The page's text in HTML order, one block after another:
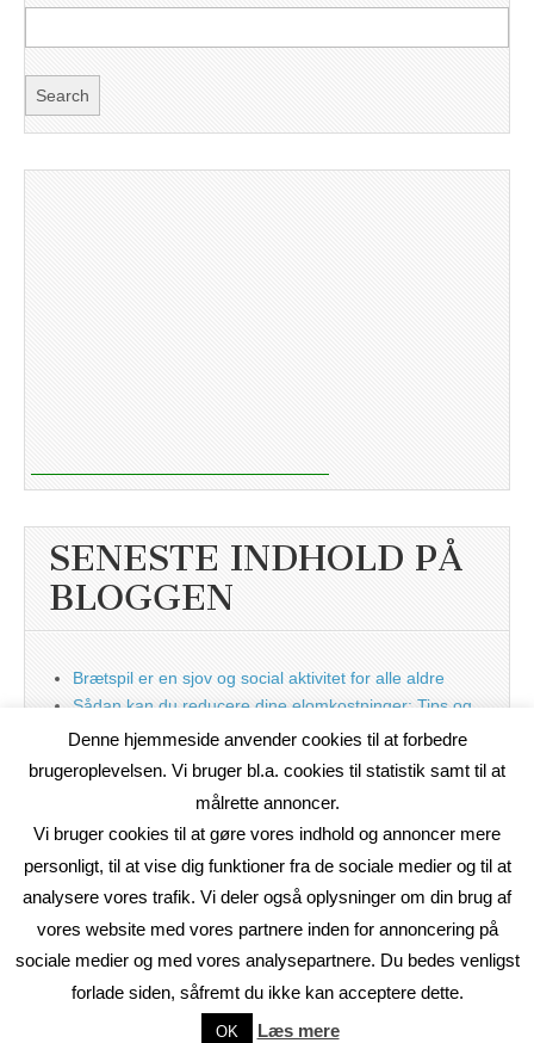
SENESTE INDHOLD PÅ
BLOGGEN
Brætspil er en sjov og social aktivitet for alle aldre
Sådan kan du reducere dine elomkostninger: Tips og
tricks til at spare på elprisen
Nu med blog
On2Net Link Katalog
Denne hjemmeside anvender cookies til at forbedre
brugeroplevelsen. Vi bruger bl.a. cookies til statistik samt til at
målrette annoncer.
Vi bruger cookies til at gøre vores indhold og annoncer mere
personligt, til at vise dig funktioner fra de sociale medier og til at
analysere vores trafik. Vi deler også oplysninger om din brug af
vores website med vores partnere inden for annoncering på
sociale medier og med vores analysepartnere. Du bedes venligst
forlade siden, såfremt du ikke kan acceptere dette.
OK Læs mere